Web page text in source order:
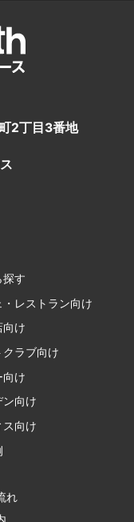
2丁目3番地
す
レストラン向け
け
ラブ向け
け
向け
向け
れ